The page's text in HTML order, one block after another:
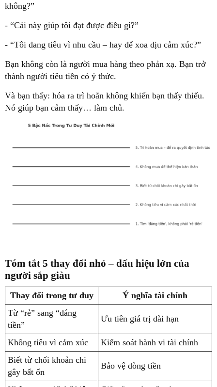
không?”
- “Cái này giúp tôi đạt được điều gì?”
- “Tôi đang tiêu vì nhu cầu – hay để xoa dịu cảm xúc?”
Bạn không còn là người mua hàng theo phản xạ. Bạn trở
thành người tiêu tiền có ý thức.
Và bạn thấy: hóa ra trì hoãn không khiến bạn thấy thiếu.
Nó giúp bạn cảm thấy… làm chủ.
Tóm tắt 5 thay đổi nhỏ – dấu hiệu lớn của
người sắp giàu
Thay đổi trong tư duy
Ý nghĩa tài chính
Từ “rẻ” sang “đáng
tiền”
Ưu tiên giá trị dài hạn
Không tiêu vì cảm xúc
Kiểm soát hành vi tài chính
Biết từ chối khoản chi
gây bất ổn
Bảo vệ dòng tiền